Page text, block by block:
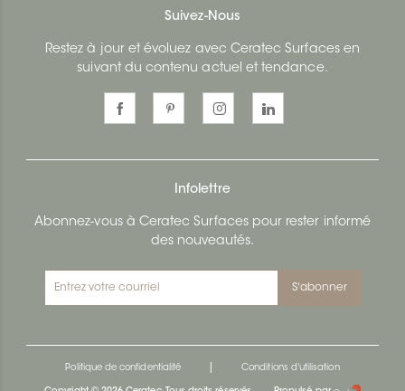
Suivez-Nous
Restez à jour et évoluez avec Ceratec Surfaces en
suivant du contenu actuel et tendance.
Infolettre
Abonnez-vous à Ceratec Surfaces pour rester informé
des nouveautés.
S'abonner
Politique de confidentialité Conditions d'utilisation